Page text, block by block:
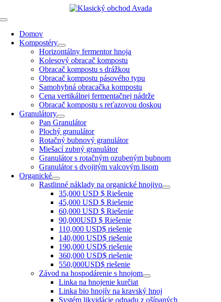
na
Prepnúť
navigáciuDomov
Kompostéry
Horizontálny fermentor hnoja
Kolesový obracač kompostu
Obracač kompostu s drážkou
Obracač kompostu pásového typu
Samohybná obracačka kompostu
Cena vertikálnej fermentačnej nádrže
Obracač kompostu s reťazovou doskou
Granulátory
Pan Granulátor
Plochý granulátor
Rotačný bubnový granulátor
Miešací zubný granulátor
Granulátor s rotačným ozubeným bubnom
Granulátor s dvojitým valcovým lisom
Organické
Rastlinné náklady na organické hnojivo
35,000 USD $ Riešenie
45,000 USD $ Riešenie
60,000 USD $ Riešenie
90,000USD $ Riešenie
110,000 USD$ riešenie
140,000 USD$ riešenie
190,000 USD$ riešenie
360,000 USD$ riešenie
550,000USD$ riešenie
Závod na hospodárenie s hnojom
Linka na hnojenie kurčiat
Linka bio hnojív na kravský hnoj
Systém likvidácie odpadu z ošípaných